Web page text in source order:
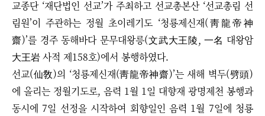
교종단 ‘재단법인 선교’가 주최하고 선교총본산 ‘선교총림 선
림원’이 주관하는 정월 초이레기도 ‘청룡제신재(靑龍帝神
齋)’를 경주 동해바다 문무대왕릉(文武大王陵, 一名 대왕암
大王岩 사적 제158호)에서 봉행하였다. ​
선교(仙敎)의 ‘청룡제신재(靑龍帝神齋)’는 새해 벽두(劈頭)
에 올리는 정월기도로, 음력 1월 1일 대향재 광명제천 봉행과
동시에 7일 선정을 시작하여 회향일인 음력 1월 7일에 청룡